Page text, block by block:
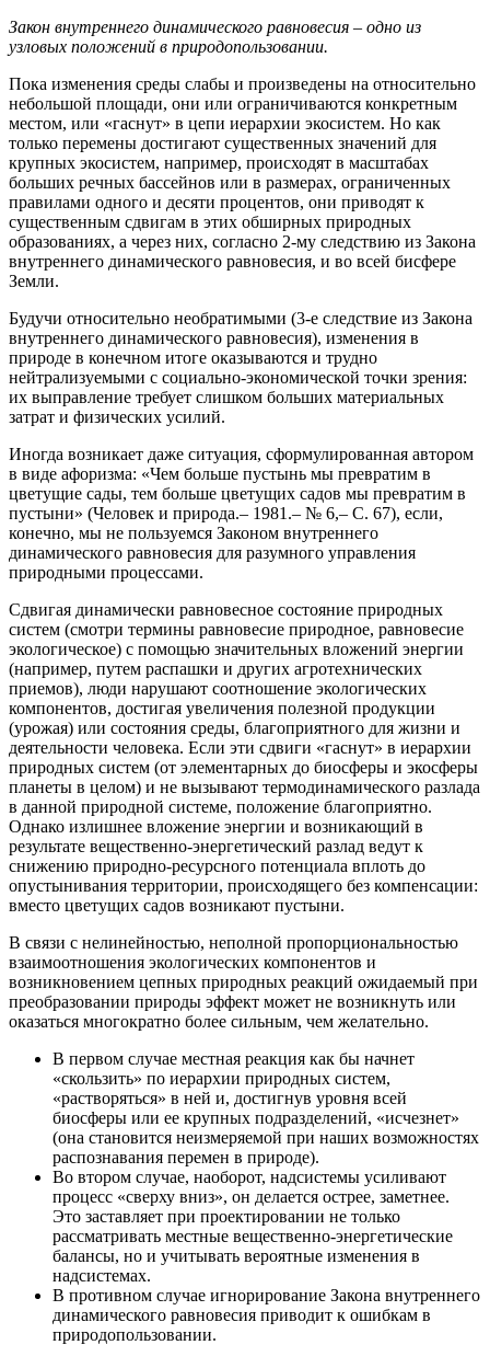
Закон внутреннего динамического равновесия – одно из
узловых положений в природопользовании.
Пока изменения среды слабы и произведены на относительно
небольшой площади, они или ограничиваются конкретным
местом, или «гаснут» в цепи иерархии экосистем. Но как
только перемены достигают существенных значений для
крупных экосистем, например, происходят в масштабах
больших речных бассейнов или в размерах, ограниченных
правилами одного и десяти процентов, они приводят к
существенным сдвигам в этих обширных природных
образованиях, а через них, согласно 2-му следствию из Закона
внутреннего динамического равновесия, и во всей бисфере
Земли.
Будучи относительно необратимыми (3-е следствие из Закона
внутреннего динамического равновесия), изменения в
природе в конечном итоге оказываются и трудно
нейтрализуемыми с социально-экономической точки зрения:
их выправление требует слишком больших материальных
затрат и физических усилий.
Иногда возникает даже ситуация, сформулированная автором
в виде афоризма: «Чем больше пустынь мы превратим в
цветущие сады, тем больше цветущих садов мы превратим в
пустыни» (Человек и природа.– 1981.– № 6,– С. 67), если,
конечно, мы не пользуемся Законом внутреннего
динамического равновесия для разумного управления
природными процессами.
Сдвигая динамически равновесное состояние природных
систем (смотри термины равновесие природное, равновесие
экологическое) с помощью значительных вложений энергии
(например, путем распашки и других агротехнических
приемов), люди нарушают соотношение экологических
компонентов, достигая увеличения полезной продукции
(урожая) или состояния среды, благоприятного для жизни и
деятельности человека. Если эти сдвиги «гаснут» в иерархии
природных систем (от элементарных до биосферы и экосферы
планеты в целом) и не вызывают термодинамического разлада
в данной природной системе, положение благоприятно.
Однако излишнее вложение энергии и возникающий в
результате вещественно-энергетический разлад ведут к
снижению природно-ресурсного потенциала вплоть до
опустынивания территории, происходящего без компенсации:
вместо цветущих садов возникают пустыни.
В связи с нелинейностью, неполной пропорциональностью
взаимоотношения экологических компонентов и
возникновением цепных природных реакций ожидаемый при
преобразовании природы эффект может не возникнуть или
оказаться многократно более сильным, чем желательно.
В первом случае местная реакция как бы начнет
«скользить» по иерархии природных систем,
«растворяться» в ней и, достигнув уровня всей
биосферы или ее крупных подразделений, «исчезнет»
(она становится неизмеряемой при наших возможностях
распознавания перемен в природе).
Во втором случае, наоборот, надсистемы усиливают
процесс «сверху вниз», он делается острее, заметнее.
Это заставляет при проектировании не только
рассматривать местные вещественно-энергетические
балансы, но и учитывать вероятные изменения в
надсистемах.
В противном случае игнорирование Закона внутреннего
динамического равновесия приводит к ошибкам в
природопользовании.